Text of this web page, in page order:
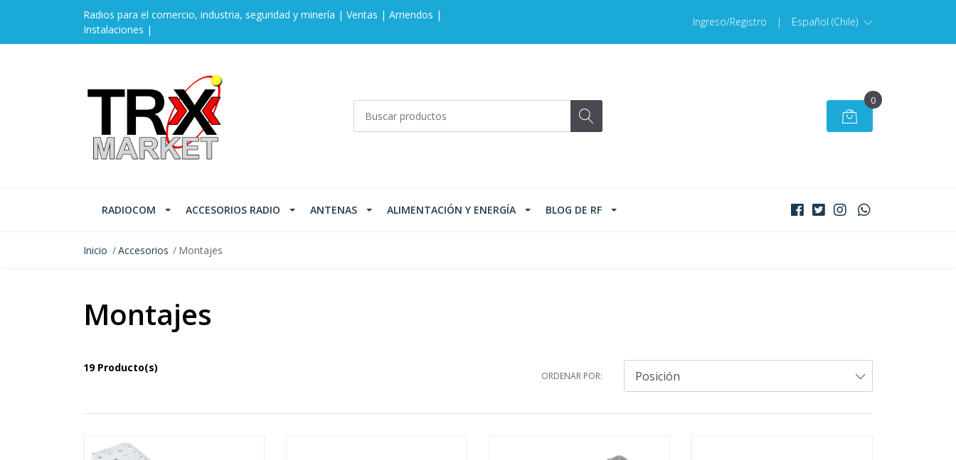
Radios para el comercio, industria, seguridad y minería | Ventas | Arriendos |
Instalaciones |
Ingreso/Registro | Español (Chile)
0
RADIOCOM ACCESORIOS RADIO ANTENAS ALIMENTACIÓN Y ENERGÍA BLOG DE RF
Inicio Accesorios Montajes
Montajes
19 Producto(s)
ORDENAR POR: